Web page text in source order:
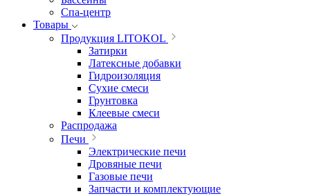
Спа-центр
Товары
Продукция LITOKOL
Затирки
Латексные добавки
Гидроизоляция
Сухие смеси
Грунтовка
Клеевые смеси
Распродажа
Печи
Электрические печи
Дровяные печи
Газовые печи
Запчасти и комплектующие